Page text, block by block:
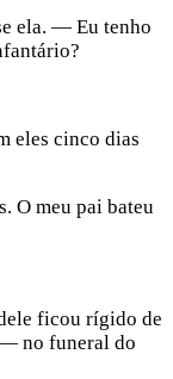
ela. — Eu tenho
eles cinco dias
O meu pai bateu
ficou rígido de
no funeral do